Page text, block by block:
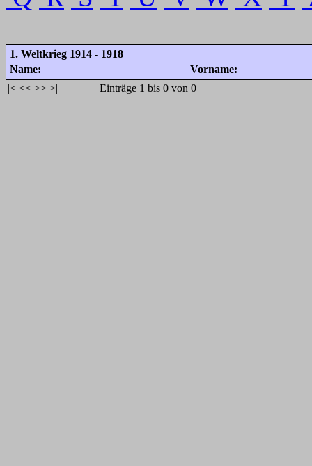
1. Weltkrieg 1914 - 1918
Name:
Vorname:
|< << >> >| Einträge 1 bis 0 von 0